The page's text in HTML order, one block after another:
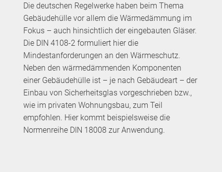
Die deutschen Regelwerke haben beim Thema
Gebäudehülle vor allem die Wärmedämmung im
Fokus – auch hinsichtlich der eingebauten Gläser.
Die DIN 4108-2 formuliert hier die
Mindestanforderungen an den Wärmeschutz.
Neben den wärmedämmenden Komponenten
einer Gebäudehülle ist – je nach Gebäudeart – der
Einbau von Sicherheitsglas vorgeschrieben bzw.,
wie im privaten Wohnungsbau, zum Teil
empfohlen. Hier kommt beispielsweise die
Normenreihe DIN 18008 zur Anwendung.